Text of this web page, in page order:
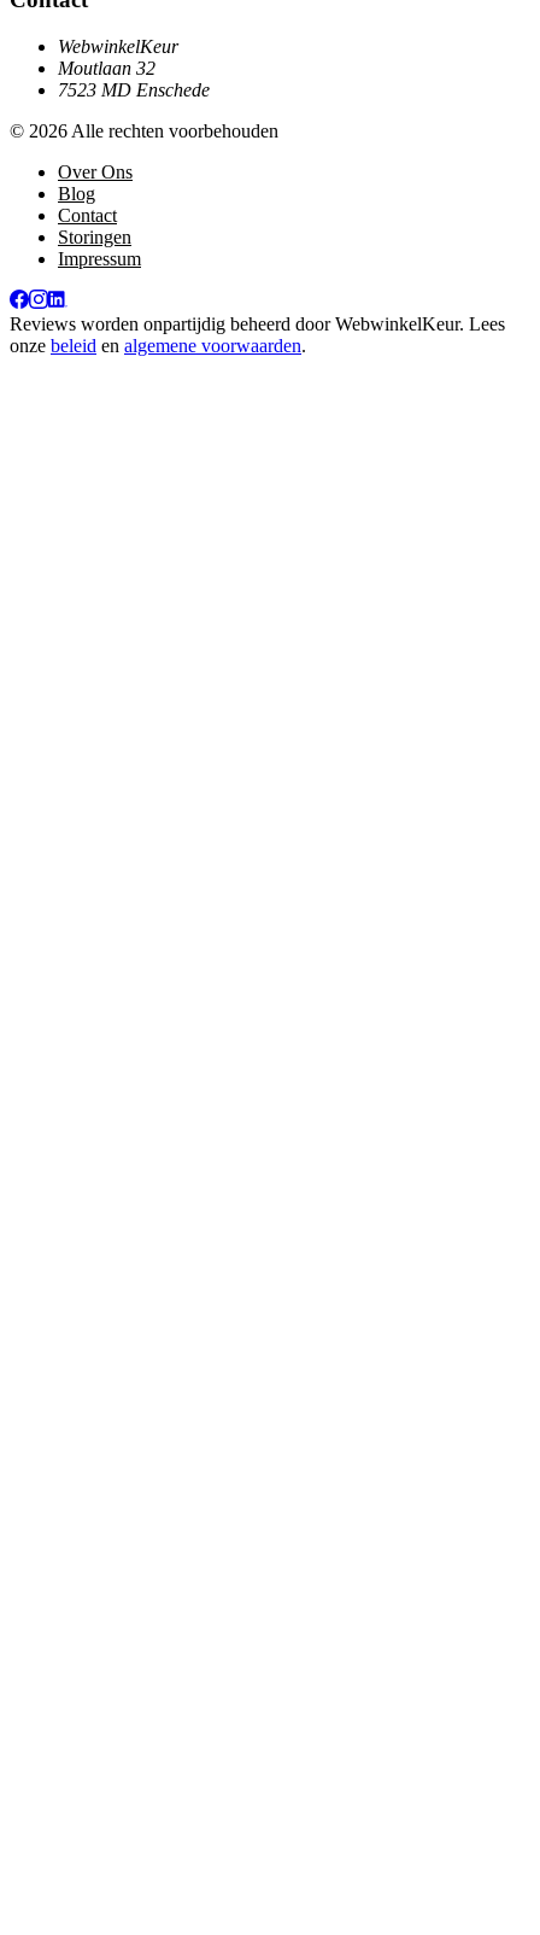
WebwinkelKeur
Moutlaan 32
7523 MD Enschede
© 2026 Alle rechten voorbehouden
Over Ons
Blog
Contact
Storingen
Impressum
Reviews worden onpartijdig beheerd doorWebwinkelKeur. Lees
onze beleid en algemene voorwaarden.